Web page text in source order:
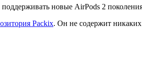
новые AirPods 2
Packix. Он не содержит